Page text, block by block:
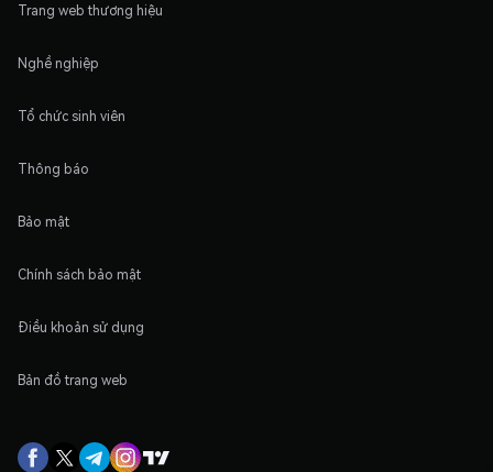
Trang web thương hiệu
Nghề nghiệp
Tổ chức sinh viên
Thông báo
Bảo mật
Chính sách bảo mật
Điều khoản sử dụng
Bản đồ trang web